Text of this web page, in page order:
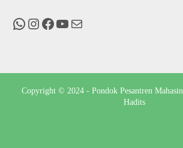
WhatsApp
Instagram
Facebook
You Tube
Mail
Copyright © 2024 - Pondok Pesantren
Hadits